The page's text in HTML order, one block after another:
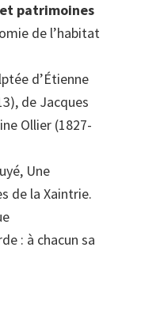
patrimoines
de l’habitat
d’Étienne
de Jacques
Ollier (1827-
Une
de la Xaintrie.
: à chacun sa